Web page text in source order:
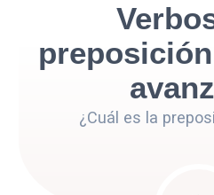
¿Cuál es la